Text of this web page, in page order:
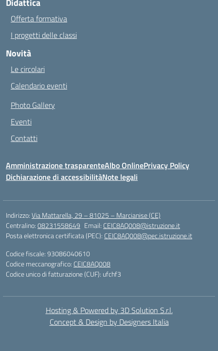
Didattica
Offerta formativa
I progetti delle classi
Novità
Le circolari
Calendario eventi
Photo Gallery
Eventi
Contatti
Amministrazione trasparenteAlbo OnlinePrivacy Policy
Dichiarazione di accessibilitàNote legali
Indirizzo:Via Mattarella, 29 – 81025 – Marcianise (CE)
Centralino:08231558649 Email: CEIC8AQ008@istruzione.it
Posta elettronica certificata (PEC): CEIC8AQ008@pec.istruzione.it
Codice fiscale: 93086040610
Codice meccanografico: CEIC8AQ008
Codice unico di fatturazione (CUF): ufchf3
Hosting & Powered by 3D Solution S.r.l.
Concept & Design by Designers Italia